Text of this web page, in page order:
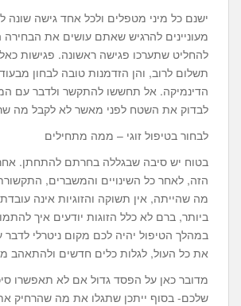
ישנם כל מיני מטפלים ולכל אחד גישה שונה
מעוניינים להרגיש שאתם עושים את הבחירה
להחליט שתערכו פגישה ראשונה. פגישות
תשלום לרוב, והן הזדמנות טובה לבחון
הדינמיקה. אל תחששו להתקשר ולדבר עם
לבדוק את השטח לפני מאשר לא לקבל מה
לבחור בטיפול זוגי – ממה מתחילים
בטוח יש סיבה שבגללה בחרתם להתחתן.
הזה, לאחר כל השינויים והמשברים,
מה שהייתה, אין תשוקה והזוגיות אינה
ביותר, ברם לא כלל הזוגות יודעים איך
במהלך הטיפול יהיה לכם מקום ניטרלי לדבר
את כל העול, לגלות כלים חדשים ולהתאהב
מדובר כאן על הפסד גדול אם לא תאפשרו
שלכם- בסוף ייתכן שתגלו את מה שהרחיק